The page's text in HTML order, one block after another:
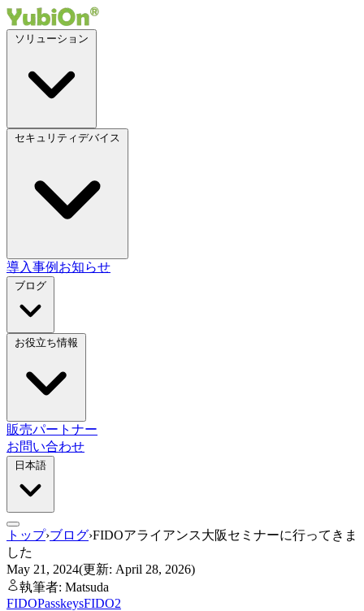
導入事例 お知らせ
販売パートナー
お問い合わせ
トップ›ブログ›FIDOアライアンス大阪セミナーに行ってきま
した
May 21, 2024(更新: April 28, 2026)
執筆者: Matsuda
FIDOPasskeysFIDO2